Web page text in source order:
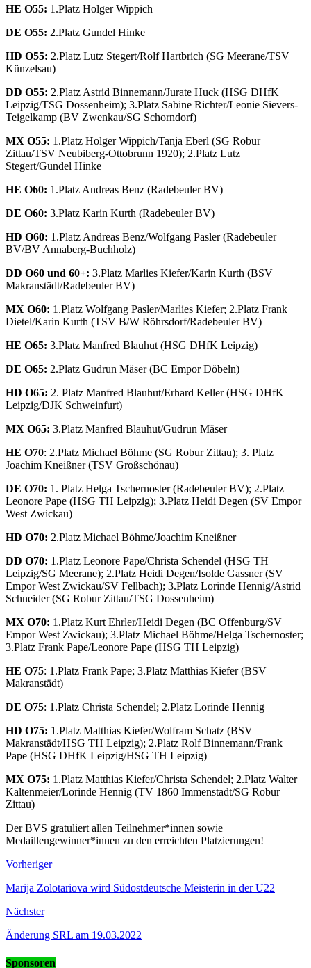
HE O55: 1.Platz Holger Wippich
DE O55: 2.Platz Gundel Hinke
HD O55: 2.Platz Lutz Stegert/Rolf Hartbrich (SG Meerane/TSV
Künzelsau)
DD O55: 2.Platz Astrid Binnemann/Jurate Huck (HSG DHfK
Leipzig/TSG Dossenheim); 3.Platz Sabine Richter/Leonie Sievers-
Teigelkamp (BV Zwenkau/SG Schorndorf)
MX O55: 1.Platz Holger Wippich/Tanja Eberl (SG Robur
Zittau/TSV Neubiberg-Ottobrunn 1920); 2.Platz Lutz
Stegert/Gundel Hinke
HE O60: 1.Platz Andreas Benz (Radebeuler BV)
DE O60: 3.Platz Karin Kurth (Radebeuler BV)
HD O60: 1.Platz Andreas Benz/Wolfgang Pasler (Radebeuler
BV/BV Annaberg-Buchholz)
DD O60 und 60+: 3.Platz Marlies Kiefer/Karin Kurth (BSV
Makranstädt/Radebeuler BV)
MX O60: 1.Platz Wolfgang Pasler/Marlies Kiefer; 2.Platz Frank
Dietel/Karin Kurth (TSV B/W Röhrsdorf/Radebeuler BV)
HE O65: 3.Platz Manfred Blauhut (HSG DHfK Leipzig)
DE O65: 2.Platz Gudrun Mäser (BC Empor Döbeln)
HD O65: 2. Platz Manfred Blauhut/Erhard Keller (HSG DHfK
Leipzig/DJK Schweinfurt)
MX O65: 3.Platz Manfred Blauhut/Gudrun Mäser
HE O70: 2.Platz Michael Böhme (SG Robur Zittau); 3. Platz
Joachim Kneißner (TSV Großschönau)
DE O70: 1. Platz Helga Tschernoster (Radebeuler BV); 2.Platz
Leonore Pape (HSG TH Leipzig); 3.Platz Heidi Degen (SV Empor
West Zwickau)
HD O70: 2.Platz Michael Böhme/Joachim Kneißner
DD O70: 1.Platz Leonore Pape/Christa Schendel (HSG TH
Leipzig/SG Meerane); 2.Platz Heidi Degen/Isolde Gassner (SV
Empor West Zwickau/SV Fellbach); 3.Platz Lorinde Hennig/Astrid
Schneider (SG Robur Zittau/TSG Dossenheim)
MX O70: 1.Platz Kurt Ehrler/Heidi Degen (BC Offenburg/SV
Empor West Zwickau); 3.Platz Michael Böhme/Helga Tschernoster;
3.Platz Frank Pape/Leonore Pape (HSG TH Leipzig)
HE O75: 1.Platz Frank Pape; 3.Platz Matthias Kiefer (BSV
Makranstädt)
DE O75: 1.Platz Christa Schendel; 2.Platz Lorinde Hennig
HD O75: 1.Platz Matthias Kiefer/Wolfram Schatz (BSV
Makranstädt/HSG TH Leipzig); 2.Platz Rolf Binnemann/Frank
Pape (HSG DHfK Leipzig/HSG TH Leipzig)
MX O75: 1.Platz Matthias Kiefer/Christa Schendel; 2.Platz Walter
Kaltenmeier/Lorinde Hennig (TV 1860 Immenstadt/SG Robur
Zittau)
Der BVS gratuliert allen Teilnehmer*innen sowie
Medaillengewinner*innen zu den erreichten Platzierungen!
Vorheriger
Marija Zolotariova wird Südostdeutsche Meisterin in der U22
Nächster
Änderung SRL am 19.03.2022
Sponsoren